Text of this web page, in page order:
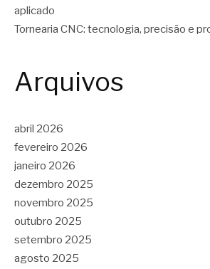
aplicado
Tornearia CNC: tecnologia, precisão e
Arquivos
abril 2026
fevereiro 2026
janeiro 2026
dezembro 2025
novembro 2025
outubro 2025
setembro 2025
agosto 2025